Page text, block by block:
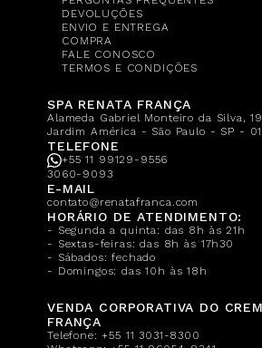
DEVOLUÇÕES
ENVIO E ENTREGA
COMPRA
FALE CONOSCO
TERMOS E CONDIÇÕES
SPA RENATA FRANÇA
Alameda Gabriel Monteiro da Silva,
Jardim América - São Paulo - SP -
TELEFONE
+55 11 99129-9556
3060-9093
E-MAIL
contato@renatafranca.com
HORÁRIO DE ATENDIMENTO:
- Segunda a quinta: das 8h às 21h
- Sextas-feiras: das 8h às 17h30
- Sábados: fechado
- Domingos: das 10h às 18h
VENDA CORPORATIVA DO
FRANÇA
Telefone:+55 11 3031-8300